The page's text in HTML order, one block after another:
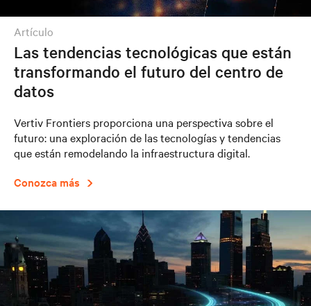
artículo
Las tendencias tecnológicas que están
transformando el futuro del centro de
datos
Vertiv Frontiers proporciona una perspectiva sobre el
futuro: una exploración de las tecnologías y tendencias
que están remodelando la infraestructura digital.
Conozca más